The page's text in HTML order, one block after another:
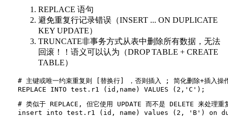
REPLACE 语句
避免重复行记录错误（INSERT ... ON DUPLICATE
KEY UPDATE）
TRUNCATE非事务方式从表中删除所有数据，无法
回滚！！语义可以认为（DROP TABLE + CREATE
TABLE）
# 主键或唯一约束重复则 [替换行] ，否则插入 ; 简化删除+插入操
# 类似于 REPLACE, 但它使用 UPDATE 而不是 DELETE 来处理重